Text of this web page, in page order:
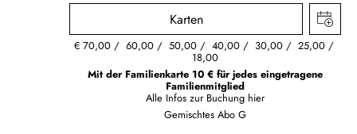
Karten
€ 70,00 60,00 50,00 40,00 30,00 25,00
18,00
Mit der Familienkarte 10 € für jedes eingetragene
Familienmitglied
Alle Infos zur Buchung hier
Gemischtes Abo G